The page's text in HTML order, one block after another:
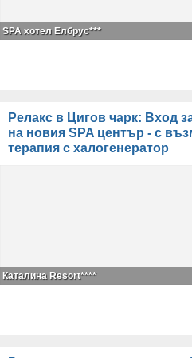
SPA хотел Елбрус***
Релакс в Цигов чарк: Вход
на новия SPA център - с
терапия с халогенератор
Каталина Resort****